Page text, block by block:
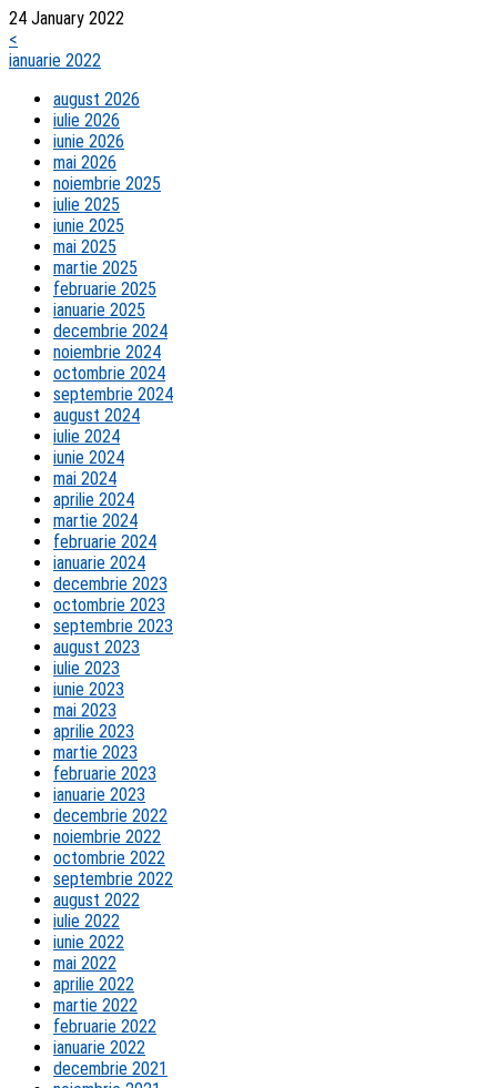
24 January 2022
<
ianuarie 2022
august 2026
iulie 2026
iunie 2026
mai 2026
noiembrie 2025
iulie 2025
iunie 2025
mai 2025
martie 2025
februarie 2025
ianuarie 2025
decembrie 2024
noiembrie 2024
octombrie 2024
septembrie 2024
august 2024
iulie 2024
iunie 2024
mai 2024
aprilie 2024
martie 2024
februarie 2024
ianuarie 2024
decembrie 2023
octombrie 2023
septembrie 2023
august 2023
iulie 2023
iunie 2023
mai 2023
aprilie 2023
martie 2023
februarie 2023
ianuarie 2023
decembrie 2022
noiembrie 2022
octombrie 2022
septembrie 2022
august 2022
iulie 2022
iunie 2022
mai 2022
aprilie 2022
martie 2022
februarie 2022
ianuarie 2022
decembrie 2021